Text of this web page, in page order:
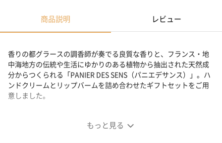
商品説明 レビュー
もっと見る
香りの都グラースの調香師が奏でる良質な香りと、フランス・地
中海地方の伝統や生活にゆかりのある植物から抽出された天然成
分からつくられる「PANIER DES SENS（パニエデサンス）」。ハ
ンドクリームとリップバームを詰め合わせたギフトセットをご用
意しました。
ハンドクリームとリップバームのギフトセット